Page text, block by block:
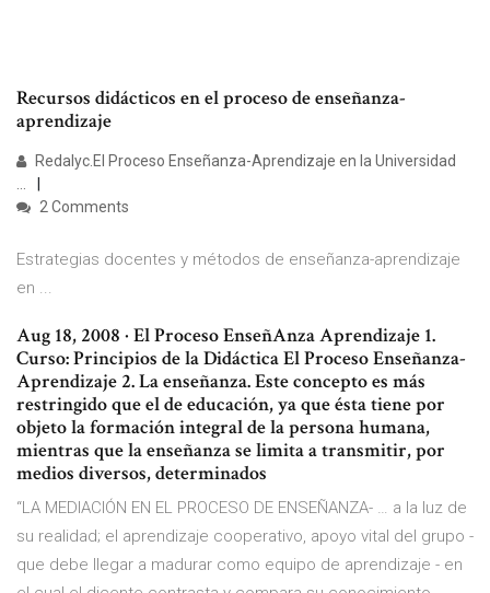
Recursos didácticos en el proceso de enseñanza-
aprendizaje
Redalyc.El Proceso Enseñanza-Aprendizaje en la Universidad
...
2 Comments
Estrategias docentes y métodos de enseñanza-aprendizaje
en ...
Aug 18, 2008 · El Proceso EnseñAnza Aprendizaje 1.
Curso: Principios de la Didáctica El Proceso Enseñanza-
Aprendizaje 2. La enseñanza. Este concepto es más
restringido que el de educación, ya que ésta tiene por
objeto la formación integral de la persona humana,
mientras que la enseñanza se limita a transmitir, por
medios diversos, determinados
“LA MEDIACIÓN EN EL PROCESO DE ENSEÑANZA- … a la luz de
su realidad; el aprendizaje cooperativo, apoyo vital del grupo -
que debe llegar a madurar como equipo de aprendizaje - en